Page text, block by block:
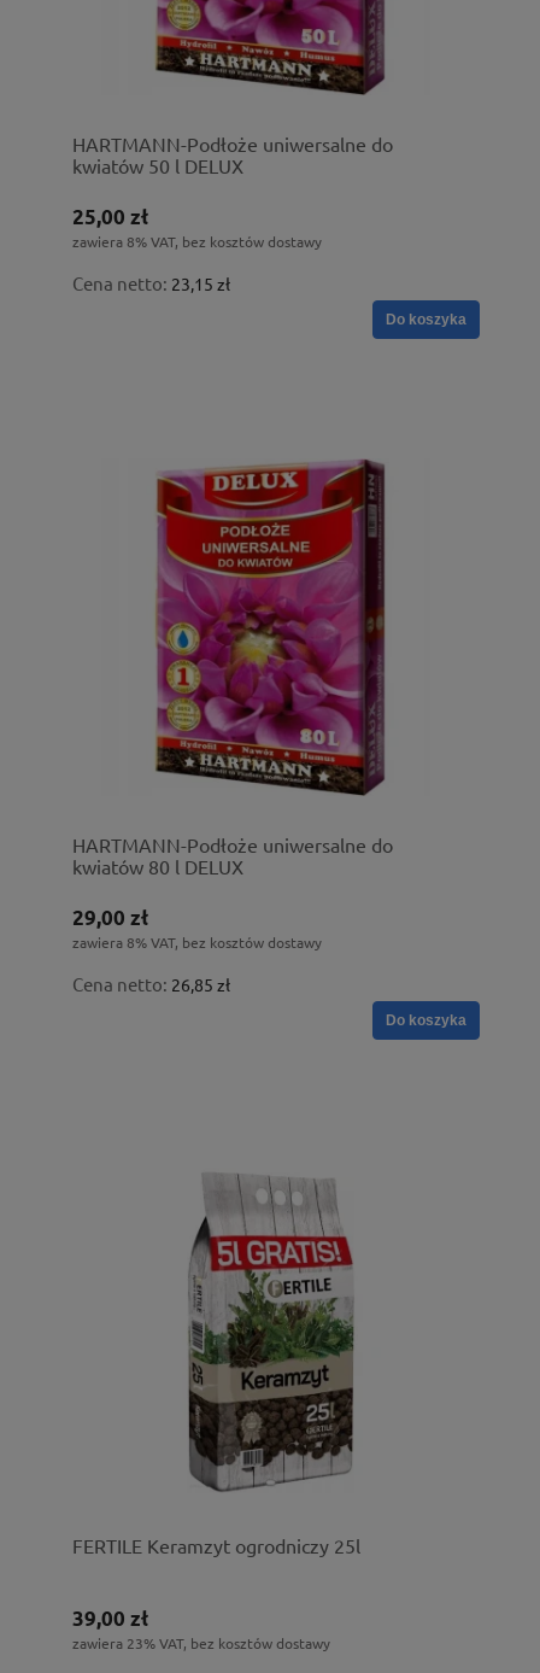
HARTMANN-Podłoże uniwersalne do
kwiatów 50 l DELUX
25,00 zł
zawiera 8% VAT, bez kosztów dostawy
Cena netto: 23,15 zł
Do koszyka
HARTMANN-Podłoże uniwersalne do
kwiatów 80 l DELUX
29,00 zł
zawiera 8% VAT, bez kosztów dostawy
Cena netto: 26,85 zł
Do koszyka
FERTILE Keramzyt ogrodniczy 25l
39,00 zł
zawiera 23% VAT, bez kosztów dostawy